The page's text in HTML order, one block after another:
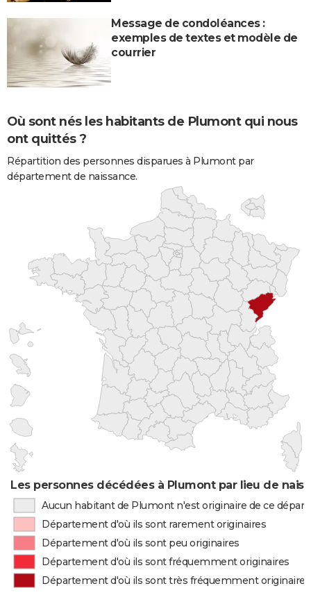
Message de condoléances :
exemples de textes et modèle de
courrier
Où sont nés les habitants de Plumont qui nous
ont quittés ?
Répartition des personnes disparues à Plumont par
département de naissance.
Les personnes décédées à Plumont par lieu de
Aucun habitant de Plumont n'est originaire de ce
Département d'où ils sont rarement originaires
Département d'où ils sont peu originaires
Département d'où ils sont fréquemment originaires
Département d'où ils sont très fréquemment originaires